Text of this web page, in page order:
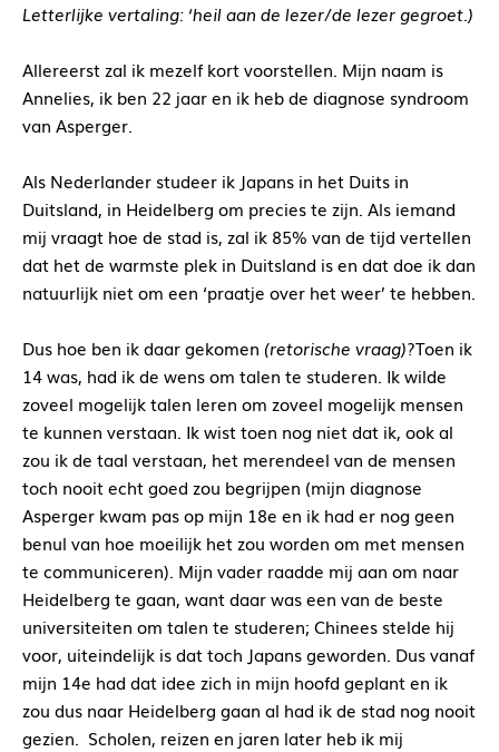
Letterlijke vertaling: ‘heil aan de lezer/de lezer gegroet.)
Allereerst zal ik mezelf kort voorstellen. Mijn naam is
Annelies, ik ben 22 jaar en ik heb de diagnose syndroom
van Asperger.
Als Nederlander studeer ik Japans in het Duits in
Duitsland, in Heidelberg om precies te zijn. Als iemand
mij vraagt hoe de stad is, zal ik 85% van de tijd vertellen
dat het de warmste plek in Duitsland is en dat doe ik dan
natuurlijk niet om een ‘praatje over het weer’ te hebben.
Dus hoe ben ik daar gekomen (retorische vraag)?Toen ik
14 was, had ik de wens om talen te studeren. Ik wilde
zoveel mogelijk talen leren om zoveel mogelijk mensen
te kunnen verstaan. Ik wist toen nog niet dat ik, ook al
zou ik de taal verstaan, het merendeel van de mensen
toch nooit echt goed zou begrijpen (mijn diagnose
Asperger kwam pas op mijn 18e en ik had er nog geen
benul van hoe moeilijk het zou worden om met mensen
te communiceren). Mijn vader raadde mij aan om naar
Heidelberg te gaan, want daar was een van de beste
universiteiten om talen te studeren; Chinees stelde hij
voor, uiteindelijk is dat toch Japans geworden. Dus vanaf
mijn 14e had dat idee zich in mijn hoofd geplant en ik
zou dus naar Heidelberg gaan al had ik de stad nog nooit
gezien. Scholen, reizen en jaren later heb ik mij